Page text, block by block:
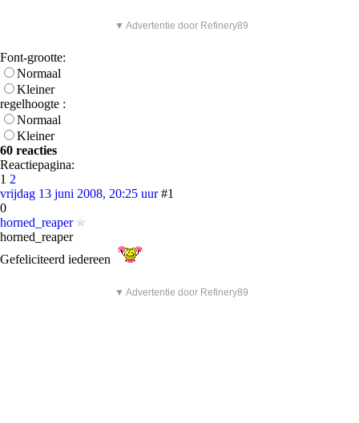
▼ Advertentie door Refinery89
Font-grootte:
Normaal
Kleiner
regelhoogte :
Normaal
Kleiner
60 reacties
Reactiepagina:
1 2
vrijdag 13 juni 2008, 20:25 uur #1
0
horned_reaper
horned_reaper
Gefeliciteerd iedereen
▼ Advertentie door Refinery89